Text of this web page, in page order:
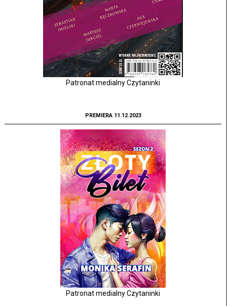
Patronat medialny Czytaninki
PREMIERA 11.12.2023
Patronat medialny Czytaninki